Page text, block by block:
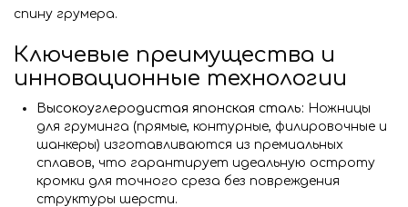
спину грумера.
Ключевые преимущества и
инновационные технологии
Высокоуглеродистая японская сталь: Ножницы
для груминга (прямые, контурные, филировочные и
шанкеры) изготавливаются из премиальных
сплавов, что гарантирует идеальную остроту
кромки для точного среза без повреждения
структуры шерсти.